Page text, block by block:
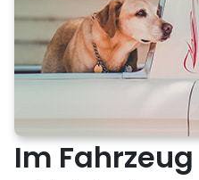
Im Fahrzeug